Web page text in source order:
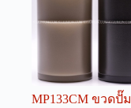
MP133CM ขวดปั๊ม